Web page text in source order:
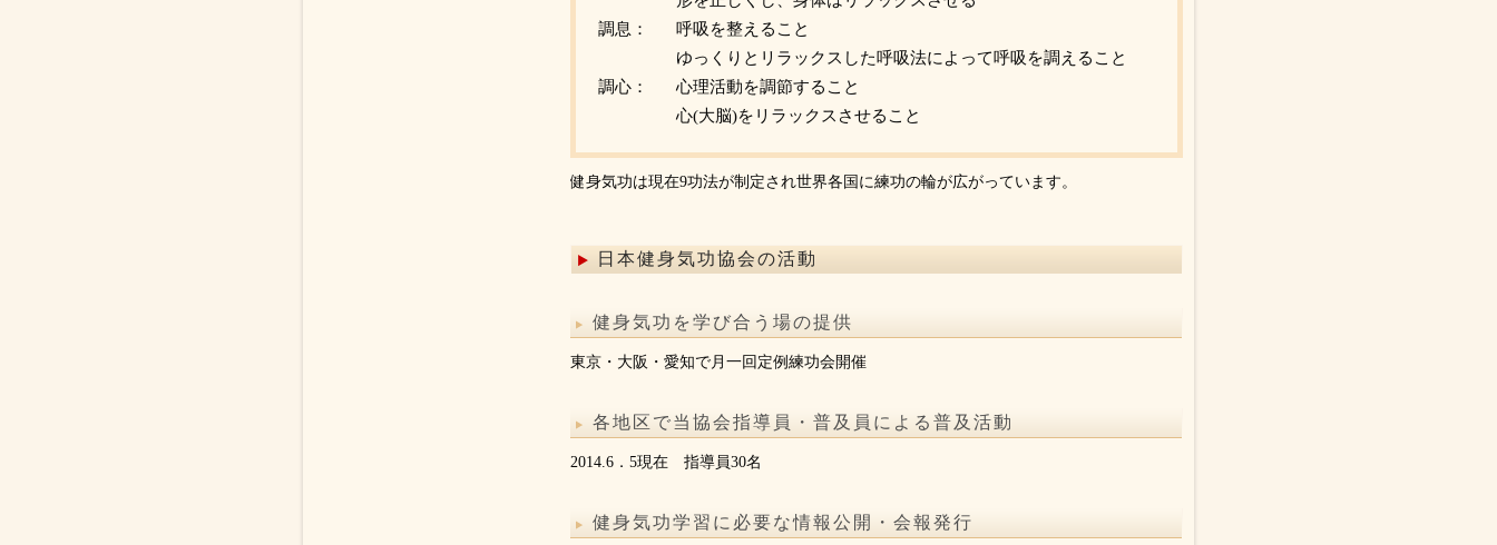
調息：
呼吸を整えること
ゆっくりとリラックスした呼吸法によって呼吸を調えること
調心：
心理活動を調節すること
心(大脳)をリラックスさせること
健身気功は現在9功法が制定され世界各国に練功の輪が広がっています。
日本健身気功協会の活動
健身気功を学び合う場の提供
東京・大阪・愛知で月一回定例練功会開催
各地区で当協会指導員・普及員による普及活動
2014.6．5現在 指導員30名
健身気功学習に必要な情報公開・会報発行